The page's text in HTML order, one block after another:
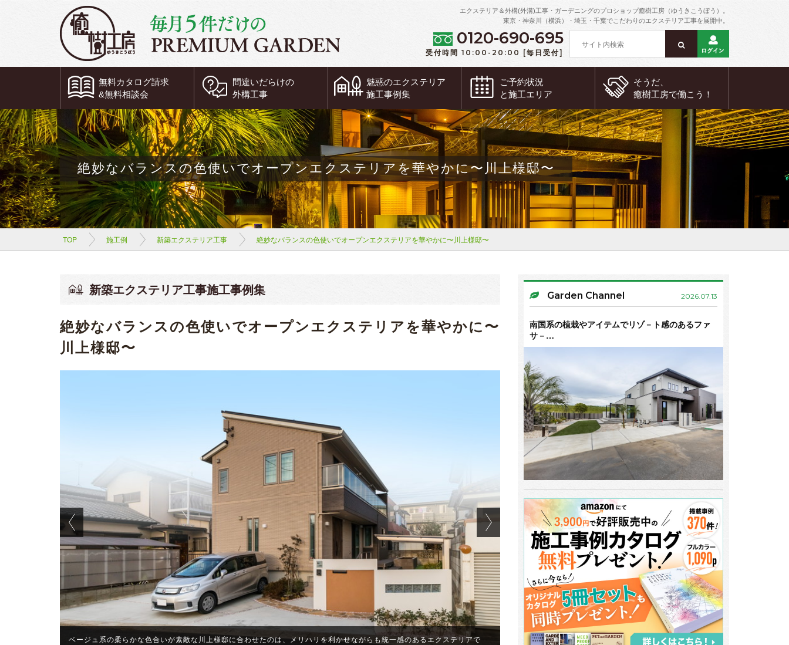
エクステリア＆外構(外溝)工事・ガーデニングのプロショップ癒樹工房（ゆうきこうぼう）。
東京・神奈川（横浜）・埼玉・千葉でこだわりのエクステリア工事を展開中。
0120-690-695
受付時間 10:00-20:00 [毎日受付]
無料カタログ請求
&無料相談会
間違いだらけの
外構工事
魅惑のエクステリア
施工事例集
ご予約状況
と施工エリア
そうだ、
癒樹工房で働こう！
絶妙なバランスの色使いでオープンエクステリアを華やかに〜川上様邸〜
TOP 施工例 新築エクステリア工事 絶妙なバランスの色使いでオープンエクステリアを華やかに〜川上様邸〜
新築エクステリア工事施工事例集
絶妙なバランスの色使いでオープンエクステリアを華やかに〜
川上様邸〜
ベージュ系の柔らかな色合いが素敵な川上様邸に合わせたのは、メリハリを利かせながらも統一感のあるエクステリアで
Garden Channel 2026.07.13
南国系の植栽やアイテムでリゾ－ト感のあるファ
サ－…